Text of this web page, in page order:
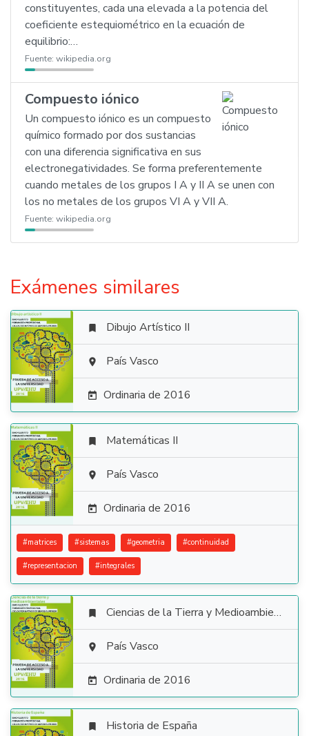
constituyentes, cada una elevada a la potencia del
coeficiente estequiométrico en la ecuación de
equilibrio:…
Fuente: wikipedia.org
Compuesto iónico
Un compuesto iónico es un compuesto
químico formado por dos sustancias
con una diferencia significativa en sus
electronegatividades. Se forma preferentemente
cuando metales de los grupos I A y II A se unen con
los no metales de los grupos VI A y VII A.
Fuente: wikipedia.org
Exámenes similares

 Dibujo Artístico II
 País Vasco
 Ordinaria de 2016

 Matemáticas II
 País Vasco
 Ordinaria de 2016
#matrices #sistemas #geometria #continuidad
#representacion #integrales

 Ciencias de la Tierra y Medioambientales
 País Vasco
 Ordinaria de 2016
 Historia de España